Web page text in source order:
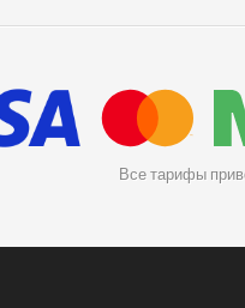
Все тарифы